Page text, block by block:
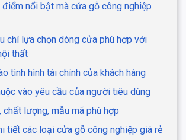
nổi bật mà cửa gỗ công nghiệp
chí lựa chọn dòng cửa phù hợp với
thất
tình hình tài chính của khách hàng
vào yêu cầu của người tiêu dùng
chất lượng, mẫu mã phù hợp
tiết các loại cửa gỗ công nghiệp giá rẻ